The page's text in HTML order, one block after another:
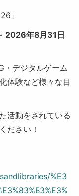
」
2026年8月31日
・デジタルゲーム
体験など様々な目
活動をされている
ださい！
%E3